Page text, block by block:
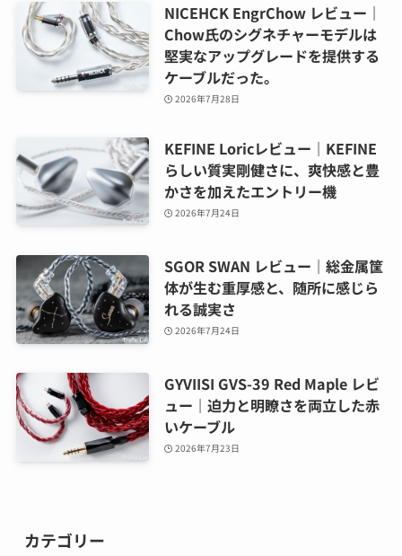
NICEHCK EngrChow レビュー｜
Chow氏のシグネチャーモデルは
堅実なアップグレードを提供する
ケーブルだった。
2026年7月28日
KEFINE Loricレビュー｜KEFINE
らしい質実剛健さに、爽快感と豊
かさを加えたエントリー機
2026年7月24日
SGOR SWAN レビュー｜総金属筐
体が生む重厚感と、随所に感じら
れる誠実さ
2026年7月24日
GYVIISI GVS-39 Red Maple レビ
ュー｜迫力と明瞭さを両立した赤
いケーブル
2026年7月23日
カテゴリー